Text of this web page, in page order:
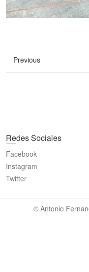
Previous
Redes Sociales
Facebook
Instagram
Twitter
© Antonio